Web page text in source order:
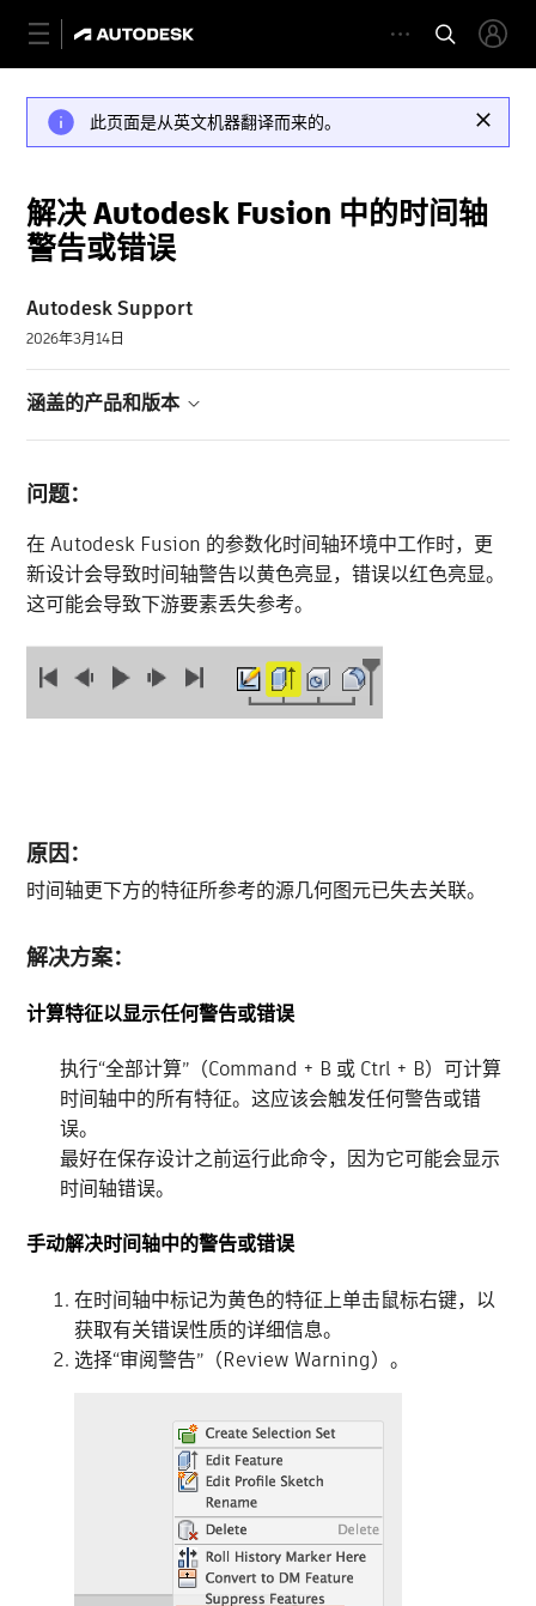
此页面是从英文机器翻译而来的。
解决 Autodesk Fusion 中的时间轴
警告或错误
Autodesk Support
2026年3月14日
涵盖的产品和版本
问题：
在 Autodesk Fusion 的参数化时间轴环境中工作时，更
新设计会导致时间轴警告以黄色亮显，错误以红色亮显。
这可能会导致下游要素丢失参考。
原因：
时间轴更下方的特征所参考的源几何图元已失去关联。
解决方案：
计算特征以显示任何警告或错误
执行“全部计算”（Command + B 或 Ctrl + B）可计算
时间轴中的所有特征。这应该会触发任何警告或错
误。
最好在保存设计之前运行此命令，因为它可能会显示
时间轴错误。
手动解决时间轴中的警告或错误
在时间轴中标记为黄色的特征上单击鼠标右键，以
获取有关错误性质的详细信息。
选择“审阅警告”（Review Warning）。